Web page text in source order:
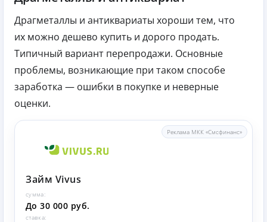
Драгметаллы и антиквариаты хороши тем, что
их можно дешево купить и дорого продать.
Типичный вариант перепродажи. Основные
проблемы, возникающие при таком способе
заработка — ошибки в покупке и неверные
оценки.
Реклама МКК «Смсфинанс»
Займ Vivus
сумма:
До 30 000 руб.
ставка: